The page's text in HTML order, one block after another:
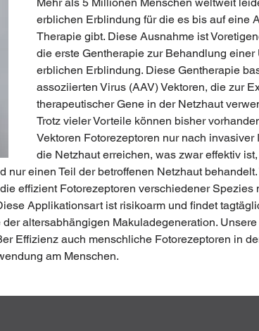
erblichen Erblindung für die es bis auf eine
Therapie gibt. Diese Ausnahme ist
die erste Gentherapie zur Behandlung einer
erblichen Erblindung. Diese Gentherapie
assoziierten Virus (AAV) Vektoren, die zur
therapeutischer Gene in der Netzhaut
Trotz vieler Vorteile können bisher
Vektoren Fotorezeptoren nur nach invasiver
die Netzhaut erreichen, was zwar effektiv
nur einen Teil der betroffenen Netzhaut
effizient Fotorezeptoren verschiedener Spezies
Applikationsart ist risikoarm und findet
altersabhängigen Makuladegeneration.
Effizienz auch menschliche Fotorezeptoren in
am Menschen.